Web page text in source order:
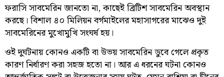
ফরাসি সাবমেরিন জানতো না, কাছেই ব্রিটিশ সাবমেরিন অবস্থান
করছে। বিশাল ৪০ মিলিয়ন বর্গমাইলের মহাসাগরের মাঝেও দুই
সাবমেরিনের মুখোমুখি সংঘর্ষ হয়।
ওই দুর্ঘটনায় কোনও একটি বা উভয় সাবমেরিন ডুবে গেলে প্রকৃত
কারণ নির্ধারণ করা সহজ হতো না। আর এ ধরনের ঘটনা কোনও